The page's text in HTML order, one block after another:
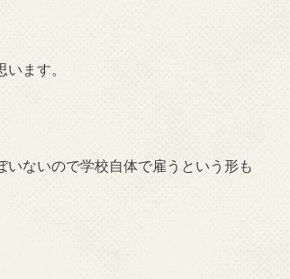
ます。
ないので学校自体で雇うという形も